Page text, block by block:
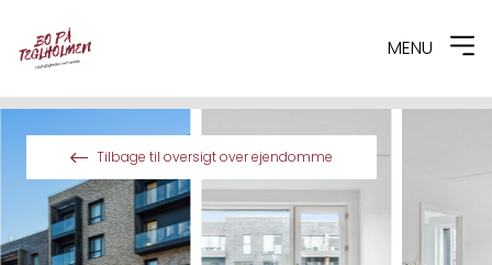
MENU
Tilbage til oversigt over ejendomme